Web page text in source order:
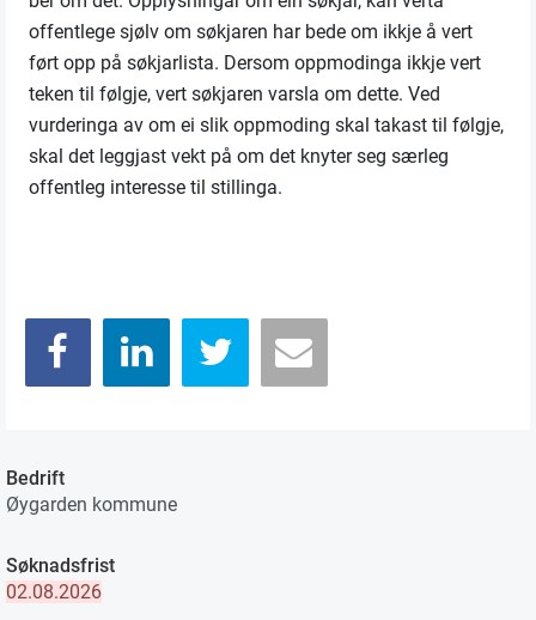
offentlege sjølv om søkjaren har bede om ikkje å vert
ført opp på søkjarlista. Dersom oppmodinga ikkje vert
teken til følgje, vert søkjaren varsla om dette. Ved
vurderinga av om ei slik oppmoding skal takast til følgje,
skal det leggjast vekt på om det knyter seg særleg
offentleg interesse til stillinga.
Bedrift
Øygarden kommune
Søknadsfrist
02.08.2026